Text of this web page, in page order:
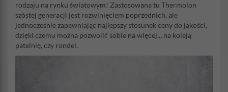
rodzaju na rynku światowym! Zastosowana tu Thermolon
szóstej generacji jest rozwinięciem poprzednich, ale
jednocześnie zapewniając najlepszy stosunek ceny do jakości,
dzięki czemu można pozwolić sobie na więcej... na koleją
patelnię, czy rondel.